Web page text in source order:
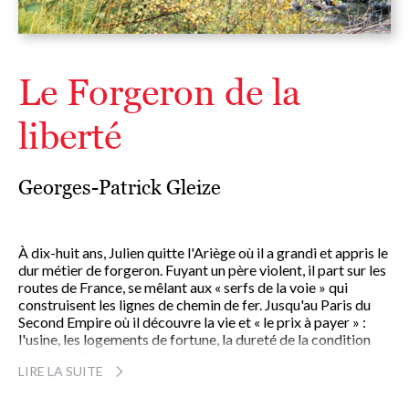
Le Forgeron de la
liberté
Georges-Patrick Gleize
À dix-huit ans, Julien quitte l'Ariège où il a grandi et appris le
dur métier de forgeron. Fuyant un père violent, il part sur les
routes de France, se mêlant aux « serfs de la voie » qui
construisent les lignes de chemin de fer. Jusqu'au Paris du
Second Empire où il découvre la vie et « le prix à payer » :
l'usine, les logements de fortune, la dureté de la condition
Julien réussit à quitter la capitale assiégée et à regagner
LIRE LA SUITE